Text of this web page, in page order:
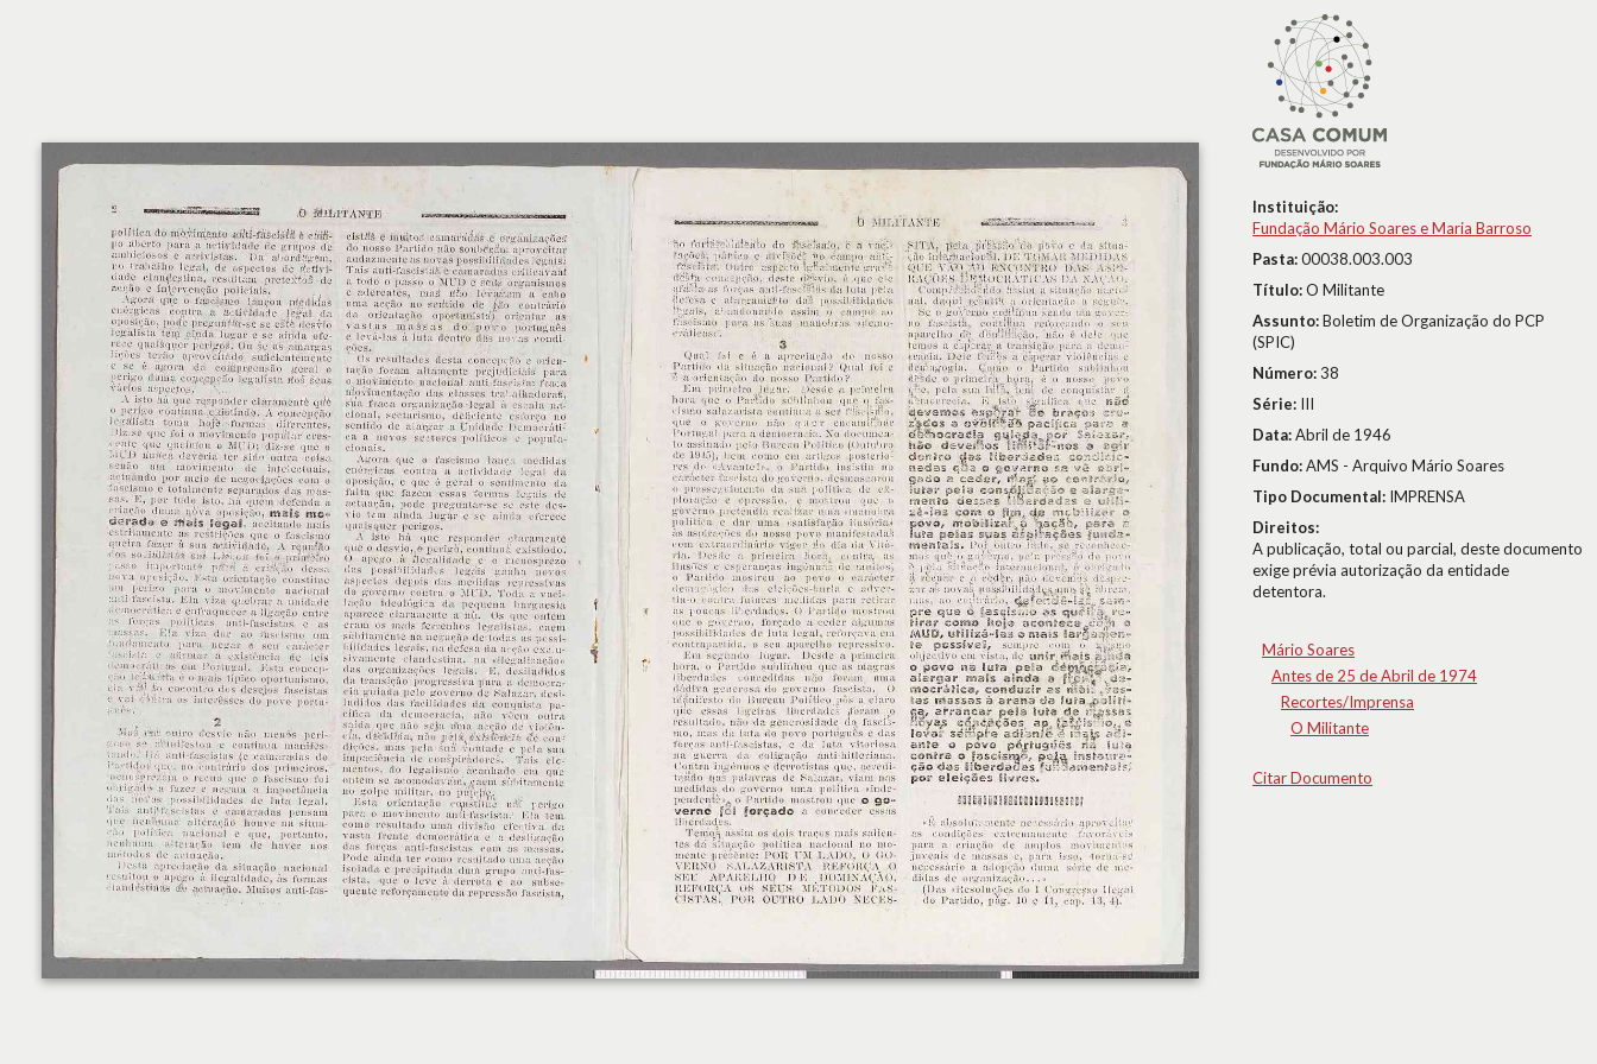
Instituição:
Fundação Mário Soares e Maria Barroso
Pasta:00038.003.003
Título:O Militante
Assunto:Boletim de Organização do PCP
(SPIC)
Número:38
Série: III
Data:Abril de 1946
Fundo:AMS - Arquivo Mário Soares
Tipo Documental: IMPRENSA
Direitos:
A publicação, total ou parcial, deste documento
exige prévia autorização da entidade
detentora.
Mário Soares
Antes de 25 de Abril de 1974
Recortes/Imprensa
O Militante
Citar Documento